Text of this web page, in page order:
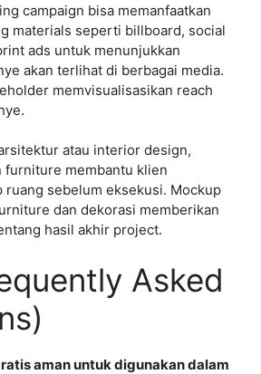
campaign bisa memanfaatkan
materials seperti billboard, social
ads untuk menunjukkan
akan terlihat di berbagai media.
memvisualisasikan reach
atau interior design,
furniture membantu klien
ruang sebelum eksekusi. Mockup
dan dekorasi memberikan
hasil akhir project.
Asked
aman untuk digunakan dalam